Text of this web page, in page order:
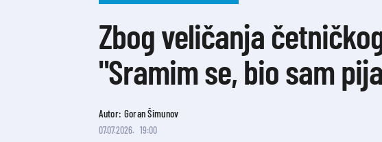
Zbog veličanja
"Sramim se, bio sam
Autor: Goran Šimunov
07.07.2026. 19:00